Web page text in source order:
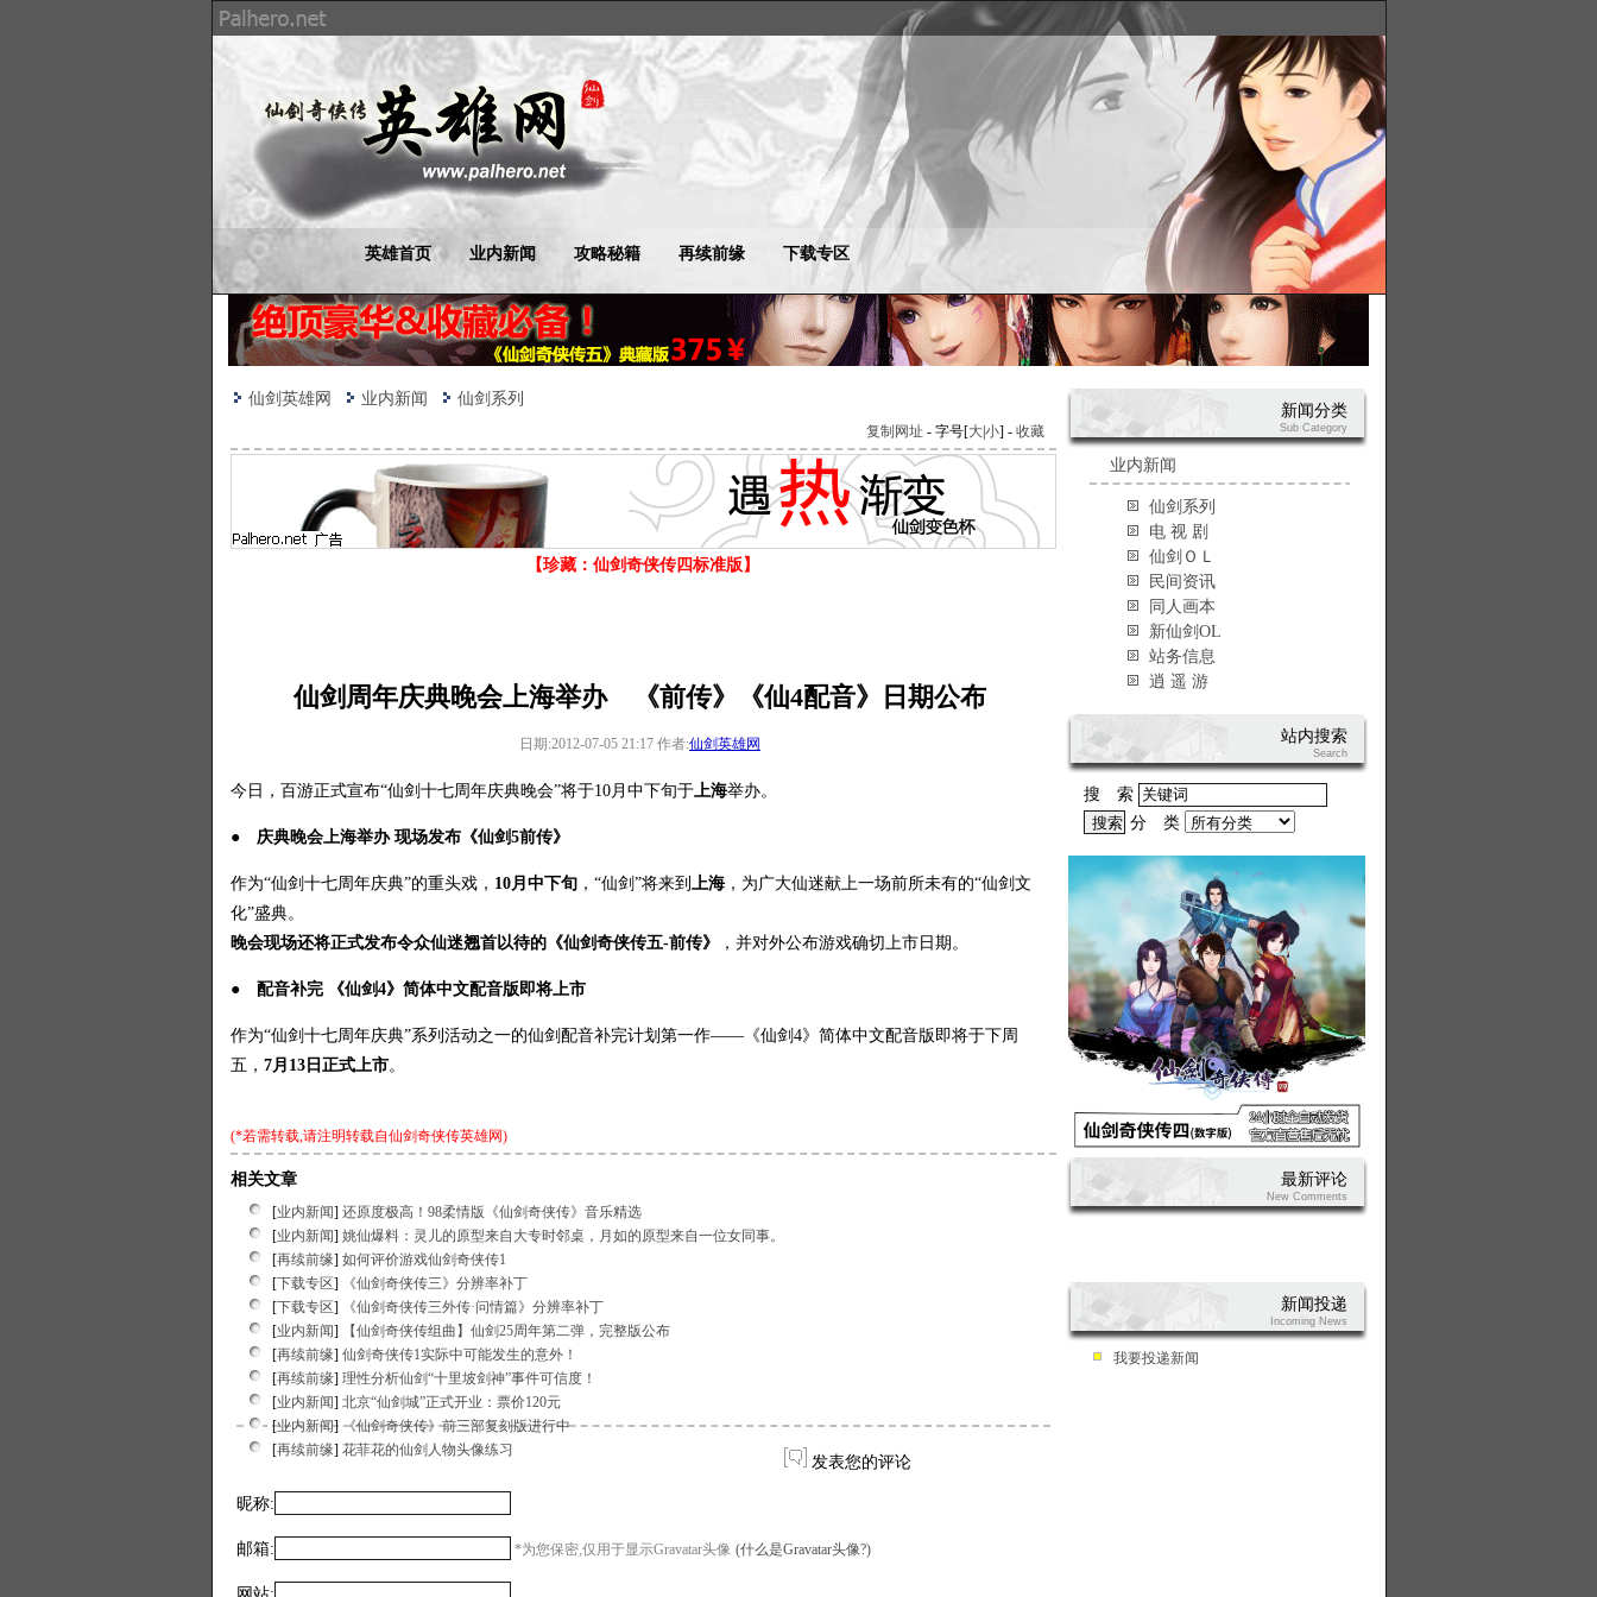
英雄首页 业内新闻 攻略秘籍 再续前缘 下载专区
仙剑英雄网 业内新闻 仙剑系列
复制网址 - 字号[大|小] - 收藏
【珍藏：仙剑奇侠传四标准版】
仙剑周年庆典晚会上海举办 《前传》《仙4配音》日期公布
日期:2012-07-05 21:17 作者:仙剑英雄网
今日，百游正式宣布“仙剑十七周年庆典晚会”将于10月中下旬于上海举办。
● 庆典晚会上海举办 现场发布《仙剑5前传》
作为“仙剑十七周年庆典”的重头戏， 10月中下旬，“仙剑”将来到 上海，为广大仙迷献上一场前所未有的“仙剑文
化”盛典。
晚会现场还将正式发布令众仙迷翘首以待的《仙剑奇侠传五-前传》
，并对外公布游戏确切上市日期。
● 配音补完 《仙剑4》简体中文配音版即将上市
作为“仙剑十七周年庆典”系列活动之一的仙剑配音补完计划第一作——《仙剑4》简体中文配音版即将于下周
五， 7月13日正式上市。
(*若需转载,请注明转载自仙剑奇侠传英雄网)
相关文章
[业内新闻] 还原度极高！98柔情版《仙剑奇侠传》音乐精选
[业内新闻] 姚仙爆料：灵儿的原型来自大专时邻桌，月如的原型来自一位女同事。
[再续前缘] 如何评价游戏仙剑奇侠传1
[下载专区]
《仙剑奇侠传三》分辨率补丁
[下载专区]
《仙剑奇侠传三外传·问情篇》分辨率补丁
[业内新闻]
【仙剑奇侠传组曲】仙剑25周年第二弹，完整版公布
[再续前缘] 仙剑奇侠传1实际中可能发生的意外！
[再续前缘] 理性分析仙剑“十里坡剑神”事件可信度！
[业内新闻] 北京“仙剑城”正式开业：票价120元
[业内新闻] 《仙剑奇侠传》前三部复刻版进行中
[再续前缘] 花菲花的仙剑人物头像练习
发表您的评论
昵称:
邮箱: *为您保密,仅用于显示Gravatar头像 (什么是Gravatar头像?)
新闻分类
Sub Category
业内新闻
仙剑系列
电 视 剧
仙剑ＯＬ
民间资讯
同人画本
新仙剑OL
站务信息
逍 遥 游
站内搜索
Search
搜 索
分 类
最新评论
New Comments
新闻投递
Incoming News
我要投递新闻